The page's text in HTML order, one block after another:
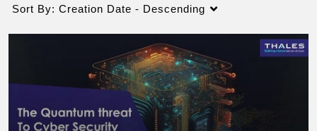
Sort By: Creation Date - Descending